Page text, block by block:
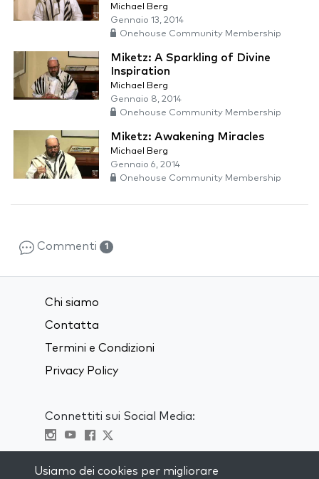
Michael Berg
Gennaio 13, 2014
Onehouse Community Membership
Miketz: A Sparkling of Divine
Inspiration
Michael Berg
Gennaio 8, 2014
Onehouse Community Membership
Miketz: Awakening Miracles
Michael Berg
Gennaio 6, 2014
Onehouse Community Membership
Commenti 1
Chi siamo
Contatta
Termini e Condizioni
Privacy Policy
Connettiti sui Social Media:
Usiamo dei cookies per migliorare